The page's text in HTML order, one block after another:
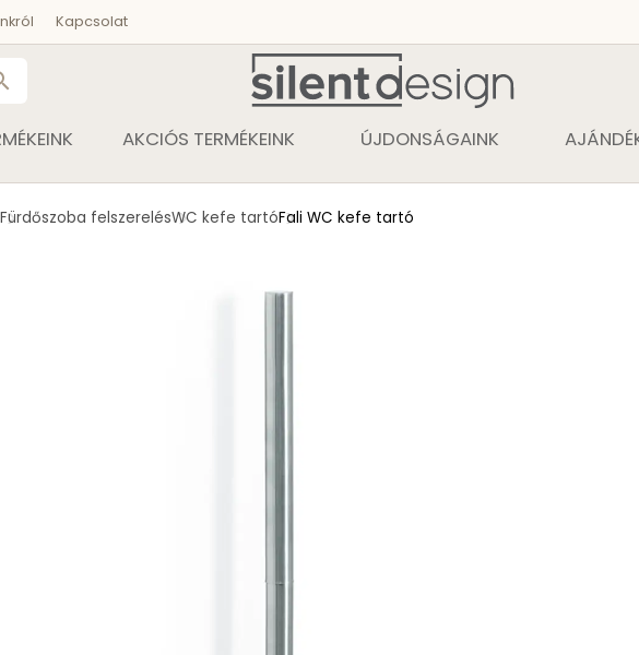
Kapcsolat
AKCIÓS TERMÉKEINK ÚJDONSÁGAINK
Fürdőszoba felszerelésWC kefe tartóFali WC kefe tartó